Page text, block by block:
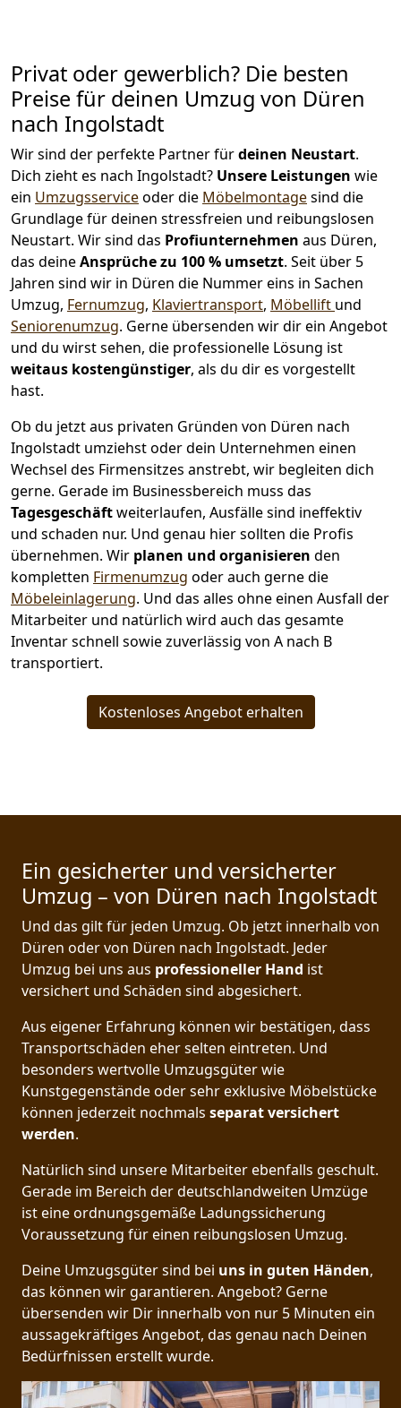
Privat oder gewerblich? Die besten
Preise für deinen Umzug von Düren
nach Ingolstadt
Wir sind der perfekte Partner fürdeinen Neustart.
Dich zieht es nach Ingolstadt? Unsere Leistungen wie
ein Umzugsserviceoder die Möbelmontagesind die
Grundlage für deinen stressfreien und reibungslosen
Neustart. Wir sind das Profiunternehmen aus Düren,
das deineAnsprüche zu 100 % umsetzt. Seit über 5
Jahren sind wir in Düren die Nummer eins in Sachen
Umzug, Fernumzug, Klaviertransport, Möbellift und
Seniorenumzug. Gerne übersenden wir dir ein Angebot
und du wirst sehen, die professionelle Lösung ist
weitaus kostengünstiger, als du dir es vorgestellt
hast.
Ob du jetzt aus privaten Gründen von Düren nach
Ingolstadt umziehst oder dein Unternehmen einen
Wechsel des Firmensitzes anstrebt, wir begleiten dich
gerne. Gerade im Businessbereich muss das
Tagesgeschäftweiterlaufen, Ausfälle sind ineffektiv
und schaden nur. Und genau hier sollten die Profis
übernehmen. Wir planen und organisieren den
kompletten Firmenumzug oder auch gerne die
Möbeleinlagerung. Und das alles ohne einen Ausfall der
Mitarbeiter und natürlich wird auch das gesamte
Inventar schnell sowie zuverlässig von A nach B
transportiert.
Kostenloses Angebot erhalten
Ein gesicherter und versicherter
Umzug – von Düren nach Ingolstadt
Und das gilt für jeden Umzug. Ob jetzt innerhalb von
Düren oder von Düren nach Ingolstadt. Jeder
Umzug bei uns aus professioneller Hand ist
versichert und Schäden sind abgesichert.
Aus eigener Erfahrung können wir bestätigen, dass
Transportschäden eher selten eintreten. Und
besonders wertvolle Umzugsgüter wie
Kunstgegenstände oder sehr exklusive Möbelstücke
können jederzeit nochmals separat versichert
werden.
Natürlich sind unsere Mitarbeiter ebenfalls geschult.
Gerade im Bereich der deutschlandweiten Umzüge
ist eine ordnungsgemäße Ladungssicherung
Voraussetzung für einen reibungslosen Umzug.
Deine Umzugsgüter sind bei uns in guten Händen,
das können wir garantieren. Angebot? Gerne
übersenden wir Dir innerhalb von nur 5 Minuten ein
aussagekräftiges Angebot, das genau nach Deinen
Bedürfnissen erstellt wurde.